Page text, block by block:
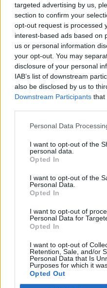
targeted advertising by us,
section to confirm your
opt-out request is processed
interest-based ads based on
us or personal information
your opt-out. You may
disclosure of your personal
IAB’s list of downstream
also be disclosed by us to
Downstream Participants that
Personal Data
I want to opt-out of the
personal data.
Opted In
I want to opt-out of the
Personal Data.
Opted In
I want to opt-out of
Personal Data for
Opted In
I want to opt-out of
Retention, Sale, and/or
Personal Data that Is
Purposes for which it
Opted Out
Πετρέλαιο:Κάτω από τα
τις 31 Αυγούστου η
Τετάρτη, 5 Αυγούστου 2026 10:28 ΠΜ